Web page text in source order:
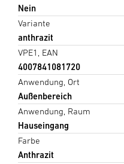
Nein
Variante
anthrazit
VPE1, EAN
4007841081720
Anwendung, Ort
Außenbereich
Anwendung, Raum
Hauseingang
Farbe
Anthrazit